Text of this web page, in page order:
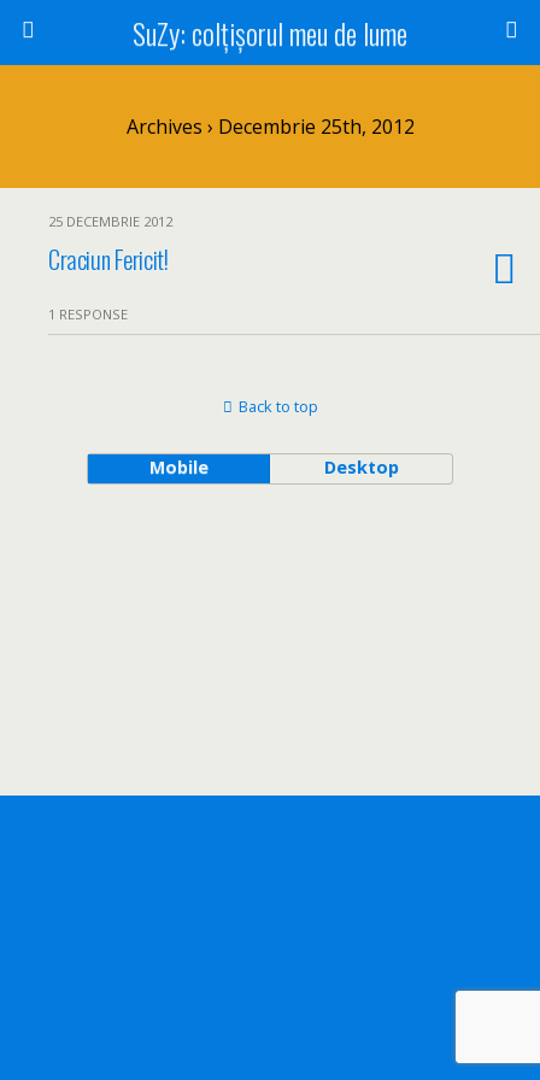
SuZy: colţişorul meu de lume
Archives › Decembrie 25th, 2012
25 DECEMBRIE 2012
Craciun Fericit!
1 RESPONSE
Back to top
Mobile Desktop